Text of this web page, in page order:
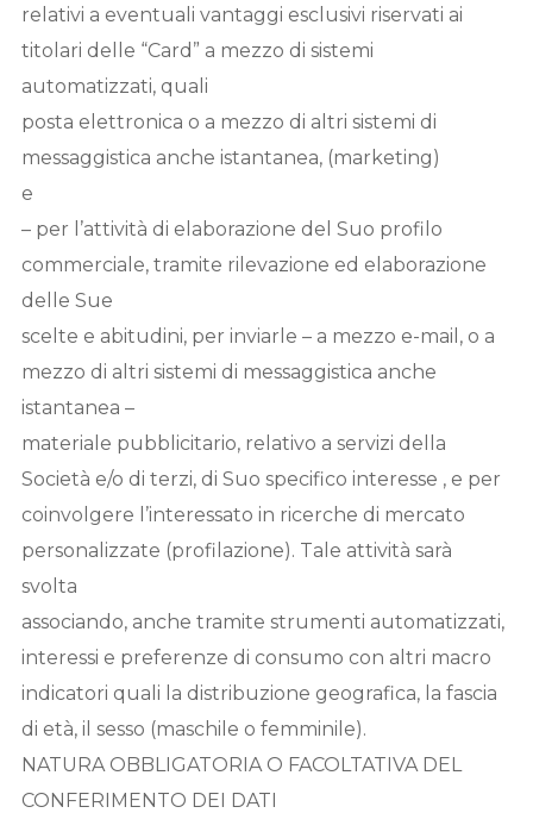
relativi a eventuali vantaggi esclusivi riservati ai
titolari delle “Card” a mezzo di sistemi
automatizzati, quali
posta elettronica o a mezzo di altri sistemi di
messaggistica anche istantanea, (marketing)
e
– per l’attività di elaborazione del Suo profilo
commerciale, tramite rilevazione ed elaborazione
delle Sue
scelte e abitudini, per inviarle – a mezzo e-mail, o a
mezzo di altri sistemi di messaggistica anche
istantanea –
materiale pubblicitario, relativo a servizi della
Società e/o di terzi, di Suo specifico interesse , e per
coinvolgere l’interessato in ricerche di mercato
personalizzate (profilazione). Tale attività sarà
svolta
associando, anche tramite strumenti automatizzati,
interessi e preferenze di consumo con altri macro
indicatori quali la distribuzione geografica, la fascia
di età, il sesso (maschile o femminile).
NATURA OBBLIGATORIA O FACOLTATIVA DEL
CONFERIMENTO DEI DATI